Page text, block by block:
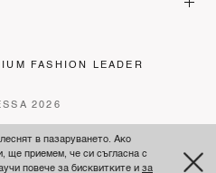
в пазаруването. Ако
ще приемем, че си съгласна с
повече за бисквитките и за
FASHION LEADER
2026